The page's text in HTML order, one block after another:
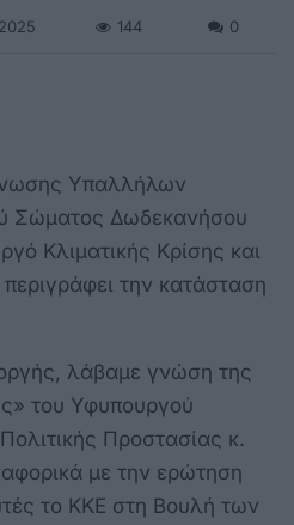
144 0
Υπαλλήλων
Σώματος Δωδεκανήσου
Κλιματικής Κρίσης και
την κατάσταση
λάβαμε γνώση της
του Υφυπουργού
Προστασίας κ.
με την ερώτηση
το ΚΚΕ στη Βουλή των